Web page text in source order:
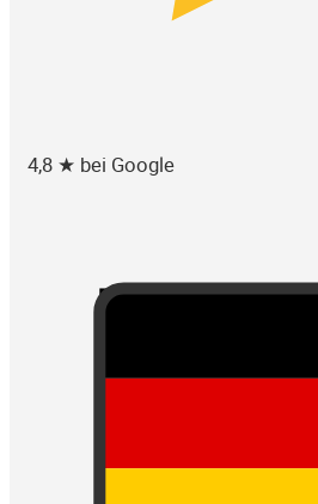
4,8 ★ bei Google